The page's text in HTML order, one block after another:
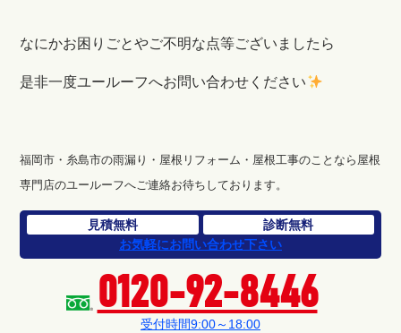
なにかお困りごとやご不明な点等ございましたら
是非一度ユールーフへお問い合わせください
福岡市・糸島市の雨漏り・屋根リフォーム・屋根工事のことなら屋根
専門店のユールーフへご連絡お待ちしております。
見積無料
診断無料
お気軽にお問い合わせ下さい
0120-92-8446
受付時間9:00～18:00